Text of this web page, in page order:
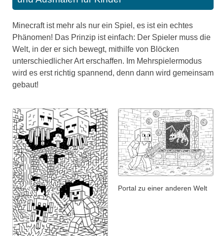
Minecraft ist mehr als nur ein Spiel, es ist ein echtes
Phänomen! Das Prinzip ist einfach: Der Spieler muss die
Welt, in der er sich bewegt, mithilfe von Blöcken
unterschiedlicher Art erschaffen. Im Mehrspielermodus
wird es erst richtig spannend, denn dann wird gemeinsam
gebaut!
Portal zu einer anderen Welt